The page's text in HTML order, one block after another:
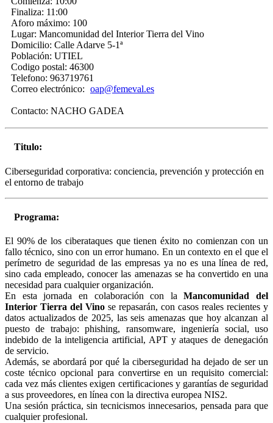
Finaliza: 11:00
Aforo máximo: 100
Lugar: Mancomunidad del Interior Tierra del Vino
Domicilio: Calle Adarve 5-1ª
Población: UTIEL
Codigo postal: 46300
Telefono: 963719761
Correo electrónico: oap@femeval.es
Contacto: NACHO GADEA
Titulo:
Ciberseguridad corporativa: conciencia, prevención y protección en
el entorno de trabajo
Programa:
El 90% de los ciberataques que tienen éxito no comienzan con un
fallo técnico, sino con un error humano. En un contexto en el que el
perímetro de seguridad de las empresas ya no es una línea de red,
sino cada empleado, conocer las amenazas se ha convertido en una
necesidad para cualquier organización.
En esta jornada en colaboración con laMancomunidad del
Interior Tierra del Vino se repasarán, con casos reales recientes y
datos actualizados de 2025, las seis amenazas que hoy alcanzan al
puesto de trabajo: phishing, ransomware, ingeniería social, uso
indebido de la inteligencia artificial, APT y ataques de denegación
de servicio.
Además, se abordará por qué la ciberseguridad ha dejado de ser un
coste técnico opcional para convertirse en un requisito comercial:
cada vez más clientes exigen certificaciones y garantías de seguridad
a sus proveedores, en línea con la directiva europea NIS2.
Una sesión práctica, sin tecnicismos innecesarios, pensada para que
cualquier profesional.